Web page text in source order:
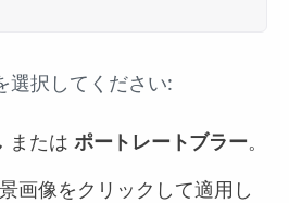
選択してください:
または ポートレートブラー。
画像をクリックして適用し